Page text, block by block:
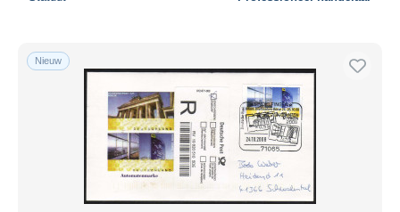
Gratis levering
Betaalmiddelen
PayPal
Bankoverschrijving
Visa
Mastercard
Nieuw